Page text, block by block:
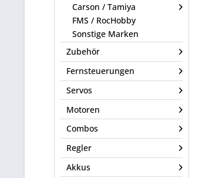
Carson / Tamiya
FMS / RocHobby
Sonstige Marken
Zubehör
Fernsteuerungen
Servos
Motoren
Combos
Regler
Akkus